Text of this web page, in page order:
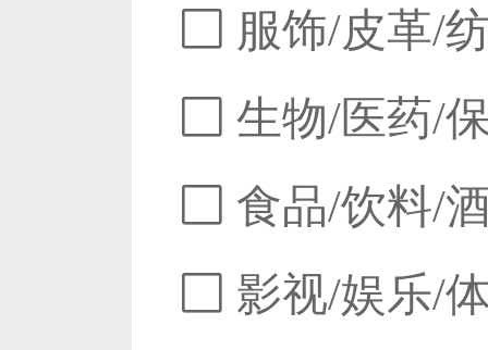
服饰/皮革/
生物/医药/
食品/饮料/
影视/娱乐/